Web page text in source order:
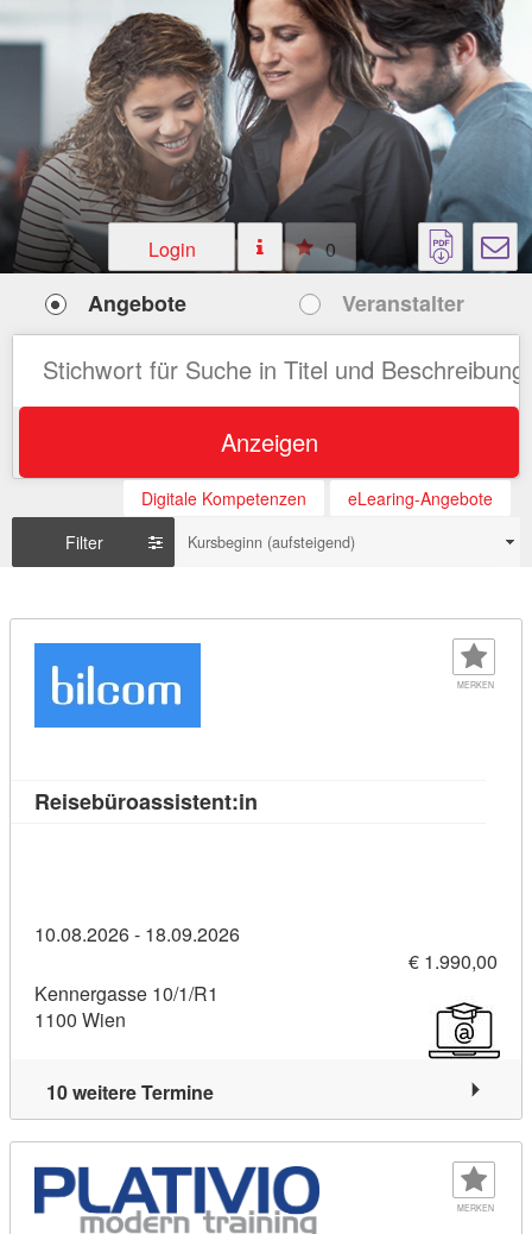
Login 0
Angebote Veranstalter
Anzeigen
Digitale Kompetenzen
eLearing-Angebote
Filter
Kursbeginn (aufsteigend)
MERKEN
Reisebüroassistent:in
10.08.2026 - 18.09.2026
€ 1.990,00
Kennergasse 10/1/R1
1100 Wien
10 weitere Termine
MERKEN